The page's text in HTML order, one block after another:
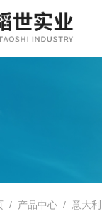
/ 产品中心 /意大